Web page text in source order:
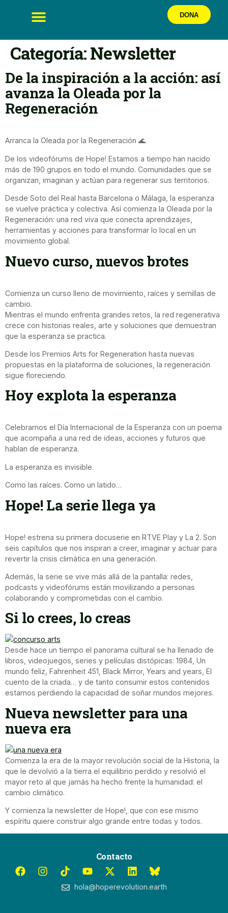
DONA
Categoría:Newsletter
De la inspiración a la acción: así
avanza la Oleada por la
Regeneración
Arranca la Oleada por la Regeneración 🌊
De los videofórums de Hope! Estamos a tiempo han nacido
más de 190 grupos en todo el mundo. Comunidades que se
organizan, imaginan y actúan para regenerar sus territorios.
Desde Soto del Real hasta Barcelona o Málaga, la esperanza
se vuelve práctica y colectiva. Así comienza la Oleada por la
Regeneración: una red viva que conecta aprendizajes,
herramientas y acciones para transformar lo local en un
movimiento global.
Nuevo curso, nuevos brotes
Comienza un curso lleno de movimiento, raíces y semillas de
cambio.
Mientras el mundo enfrenta grandes retos, la red regenerativa
crece con historias reales, arte y soluciones que demuestran
que la esperanza se practica.
Desde los Premios Arts for Regeneration hasta nuevas
propuestas en la plataforma de soluciones, la regeneración
sigue floreciendo.
Hoy explota la esperanza
Celebramos el Día Internacional de la Esperanza con un poema
que acompaña a una red de ideas, acciones y futuros que
hablan de esperanza.
La esperanza es invisible.
Como las raíces. Como un latido…
Hope! La serie llega ya
Hope! estrena su primera docuserie en RTVE Play y La 2. Son
seis capítulos que nos inspiran a creer, imaginar y actuar para
revertir la crisis climática en una generación.
Además, la serie se vive más allá de la pantalla: redes,
podcasts y videofórums están movilizando a personas
colaborando y comprometidas con el cambio.
Si lo crees, lo creas
Desde hace un tiempo el panorama cultural se ha llenado de
libros, videojuegos, series y películas distópicas: 1984, Un
mundo feliz, Fahrenheit 451, Black Mirror, Years and years, El
cuento de la criada… y de tanto consumir estos contenidos
estamos perdiendo la capacidad de soñar mundos mejores.
Nueva newsletter para una
nueva era
Comienza la era de la mayor revolución social de la Historia, la
que le devolvió a la tierra el equilibrio perdido y resolvió el
mayor reto al que jamás ha hecho frente la humanidad: el
cambio climático.
Y comienza la newsletter de Hope!, que con ese mismo
espíritu quiere construir algo grande entre todas y todos.
Contacto
hola@hoperevolution.earth